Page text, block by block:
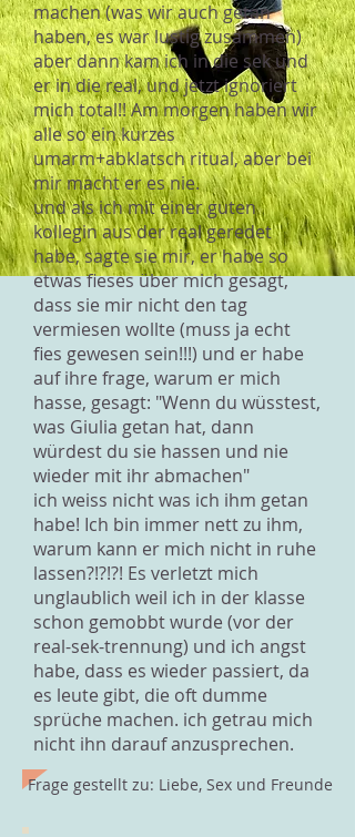
machen (was wir auch getan
haben, es war lustig zusammen)
aber dann kam ich in die sek und
er in die real, und jetzt ignoriert
mich total!! Am morgen haben wir
alle so ein kurzes
umarm+abklatsch ritual, aber bei
mir macht er es nie.
und als ich mit einer guten
kollegin aus der real geredet
habe, sagte sie mir, er habe so
etwas fieses über mich gesagt,
dass sie mir nicht den tag
vermiesen wollte (muss ja echt
fies gewesen sein!!!) und er habe
auf ihre frage, warum er mich
hasse, gesagt: "Wenn du wüsstest,
was Giulia getan hat, dann
würdest du sie hassen und nie
wieder mit ihr abmachen"
ich weiss nicht was ich ihm getan
habe! Ich bin immer nett zu ihm,
warum kann er mich nicht in ruhe
lassen?!?!?! Es verletzt mich
unglaublich weil ich in der klasse
schon gemobbt wurde (vor der
real-sek-trennung) und ich angst
habe, dass es wieder passiert, da
es leute gibt, die oft dumme
sprüche machen. ich getrau mich
nicht ihn darauf anzusprechen.
Frage gestellt zu: Liebe, Sex und Freunde